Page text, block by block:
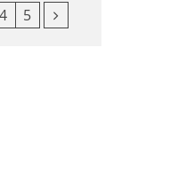
4 5 Nächste Seite